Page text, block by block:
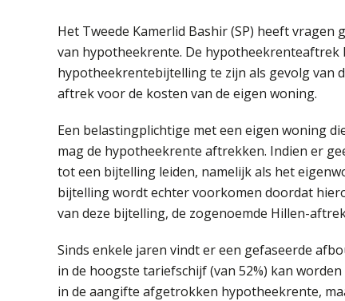
Het Tweede Kamerlid Bashir (SP) heeft
van hypotheekrente. De hypotheekrenteaftrek
hypotheekrentebijtelling te zijn als gevolg van
aftrek voor de kosten van de eigen woning.
Een belastingplichtige met een eigen woning
mag de hypotheekrente aftrekken. Indien er
tot een bijtelling leiden, namelijk als het
bijtelling wordt echter voorkomen doordat
van deze bijtelling, de zogenoemde Hillen-
Sinds enkele jaren vindt er een gefaseerde
in de hoogste tariefschijf (van 52%) kan
in de aangifte afgetrokken hypotheekrente,